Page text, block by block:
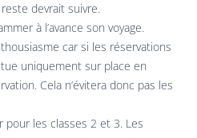
devrait suivre.
à l’avance son voyage.
car si les réservations
uniquement sur place en
Cela n’évitera donc pas les
les classes 2 et 3. Les